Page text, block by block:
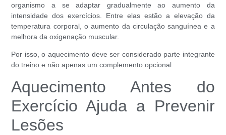
organismo a se adaptar gradualmente ao aumento da
intensidade dos exercícios. Entre elas estão a elevação da
temperatura corporal, o aumento da circulação sanguínea e a
melhora da oxigenação muscular.
Por isso, o aquecimento deve ser considerado parte integrante
do treino e não apenas um complemento opcional.
Aquecimento Antes do
Exercício Ajuda a Prevenir
Lesões